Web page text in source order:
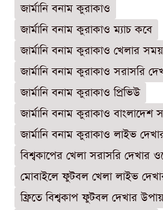
জার্মানি বনাম কুরাকাও
জার্মানি বনাম কুরাকাও ম্যাচ কবে
জার্মানি বনাম কুরাকাও খেলার
জার্মানি বনাম কুরাকাও সরাসরি
জার্মানি বনাম কুরাকাও প্রিভিউ
জার্মানি বনাম কুরাকাও বাংলাদেশ
জার্মানি বনাম কুরাকাও লাইভ
বিশ্বকাপের খেলা সরাসরি দেখার
মোবাইলে ফুটবল খেলা লাইভ
ফ্রিতে বিশ্বকাপ ফুটবল দেখার উপায়